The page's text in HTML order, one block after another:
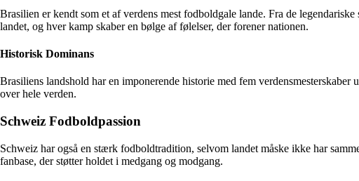
Brasilien er kendt som et af verdens mest fodboldgale lande. Fra de
landet, og hver kamp skaber en bølge af følelser, der forener nationen.
Historisk Dominans
Brasiliens landshold har en imponerende historie med fem
over hele verden.
Schweiz Fodboldpassion
Schweiz har også en stærk fodboldtradition, selvom landet måske ikke har
fanbase, der støtter holdet i medgang og modgang.